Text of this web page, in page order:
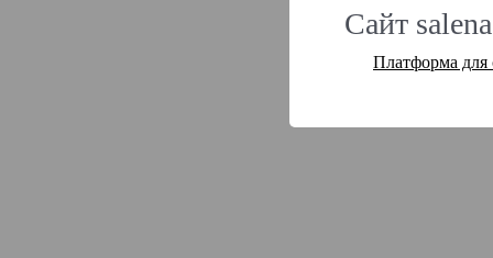
Сайт
Платформа для